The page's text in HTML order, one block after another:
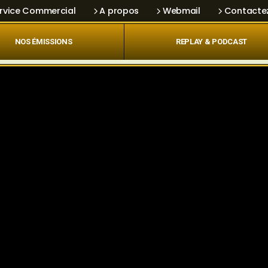
Commercial A propos Webmail
NOS ÉMISSIONS REPLAY & PODCAST